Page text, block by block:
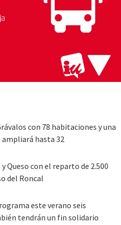
con 78 habitaciones y una
ampliará hasta 32
Queso con el reparto de 2.500
del Roncal
este verano seis
tendrán un fin solidario